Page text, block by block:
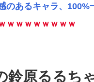
のあるキャラ、
ｗｗｗｗｗｗｗｗ
鈴原るるち